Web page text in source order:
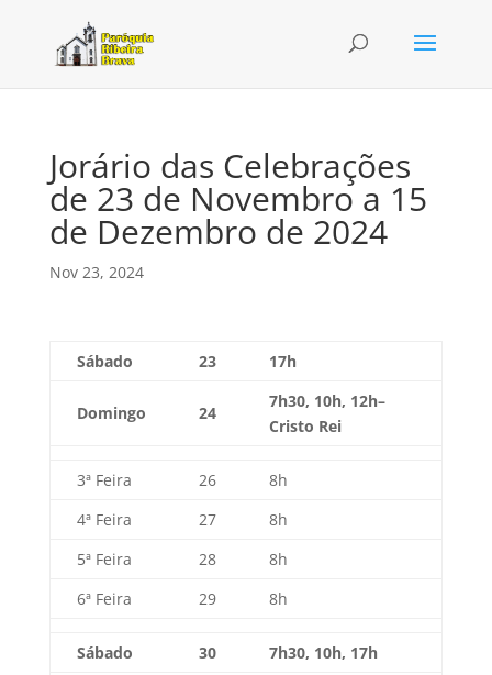
Jorário das Celebrações
de 23 de Novembro a 15
de Dezembro de 2024
Nov 23, 2024
Sábado 23 17h
Domingo 24
7h30, 10h, 12h–
Cristo Rei
3ª Feira 26
8h
4ª Feira
27
8h
5ª Feira
28
8h
6ª Feira
29 8h
Sábado 30
7h30, 10h, 17h